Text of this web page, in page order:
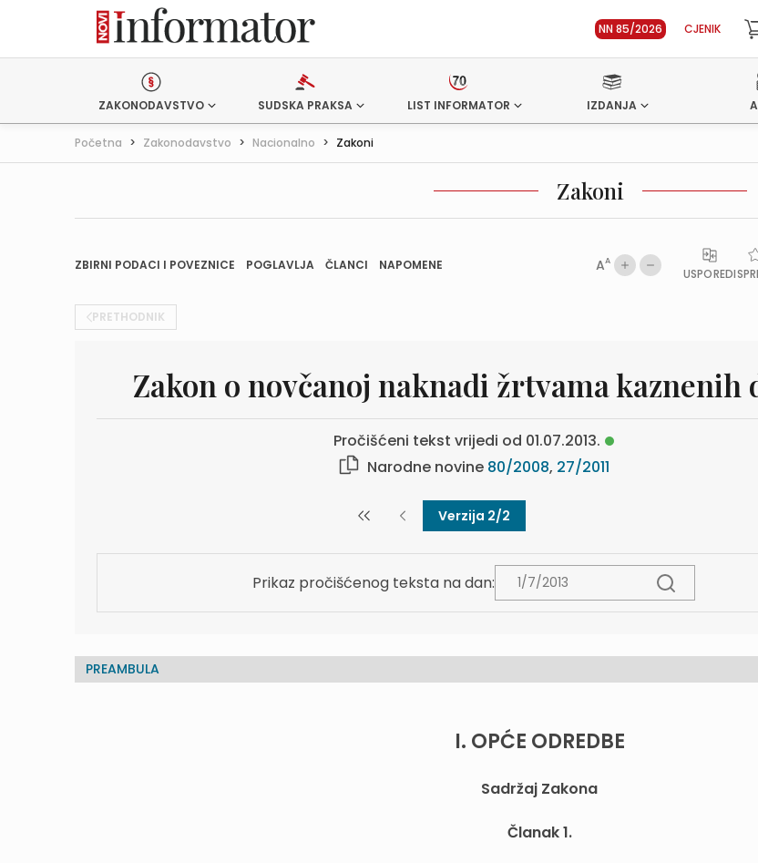
NN 85/2026 CJENIK
ZAKONODAVSTVO SUDSKA PRAKSA LIST INFORMATOR IZDANJA
Početna > Zakonodavstvo > Nacionalno > Zakoni
Zakoni
ZBIRNI PODACI I POVEZNICE POGLAVLJA ČLANCI NAPOMENE AA
USPOREDI
PRETHODNIK
Zakon o novčanoj naknadi žrtvama kaznenih
Pročišćeni tekst vrijedi od 01.07.2013.
Narodne novine 80/2008, 27/2011
Verzija 2/2
Prikaz pročišćenog teksta na dan:
PREAMBULA
I. OPĆE ODREDBE
Sadržaj Zakona
Članak 1.